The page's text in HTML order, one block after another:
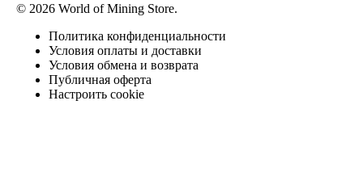
© 2026 World of Mining Store.
Политика конфиденциальности
Условия оплаты и доставки
Условия обмена и возврата
Публичная оферта
Настроить cookie